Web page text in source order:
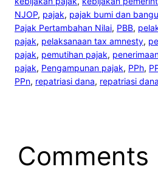
NJOP, pajak, pajak bumi dan
Pajak Pertambahan Nilai, PBB,
pajak, pelaksanaan tax amnesty,
pajak, pemutihan pajak,
pajak, Pengampunan pajak, PPh,
PPn, repatriasi dana, repatriasi
Comments